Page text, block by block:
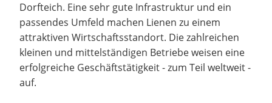
Dorfteich. Eine sehr gute Infrastruktur und ein
passendes Umfeld machen Lienen zu einem
attraktiven Wirtschaftsstandort. Die zahlreichen
kleinen und mittelständigen Betriebe weisen eine
erfolgreiche Geschäftstätigkeit - zum Teil weltweit -
auf.